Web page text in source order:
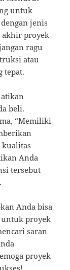
untuk
jenis
akhir proyek
ragu
atau
tepat.
beli.
“Memiliki
kualitas
Anda
tersebut
Anda bisa
proyek
saran
proyek